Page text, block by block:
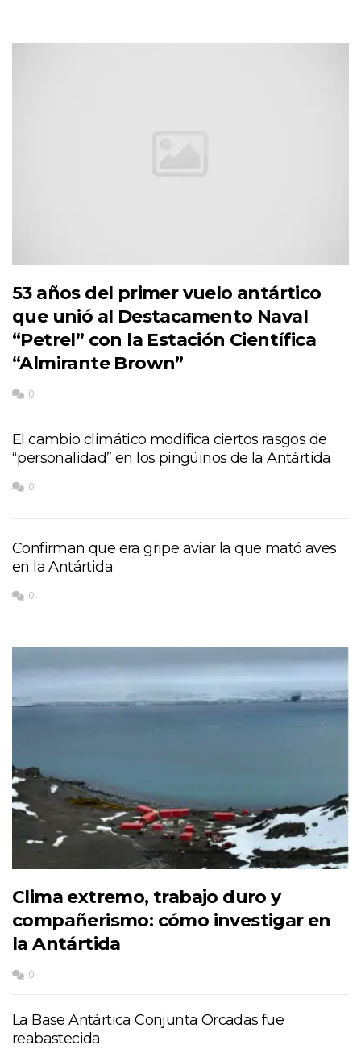
53 años del primer vuelo antártico
que unió al Destacamento Naval
“Petrel” con la Estación Científica
“Almirante Brown”
0
El cambio climático modifica ciertos rasgos de
“personalidad” en los pingüinos de la Antártida
0
Confirman que era gripe aviar la que mató aves
en la Antártida
0
Clima extremo, trabajo duro y
compañerismo: cómo investigar en
la Antártida
0
La Base Antártica Conjunta Orcadas fue
reabastecida